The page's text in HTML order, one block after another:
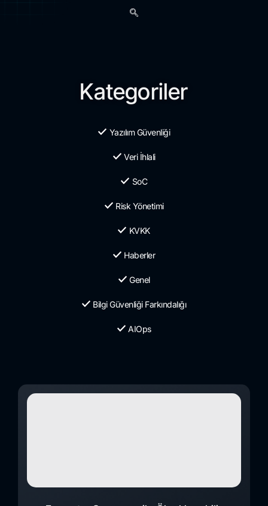
Kategoriler
Yazılım Güvenliği
Veri İhlali
SoC
Risk Yönetimi
KVKK
Haberler
Genel
Bilgi Güvenliği Farkındalığı
AIOps